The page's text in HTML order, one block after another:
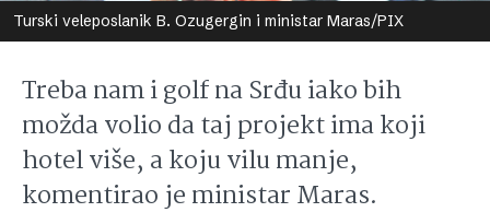
Turski veleposlanik B. Ozugergin i ministar Maras/PIX
Treba nam i golf na Srđu iako bih
možda volio da taj projekt ima koji
hotel više, a koju vilu manje,
komentirao je ministar Maras.